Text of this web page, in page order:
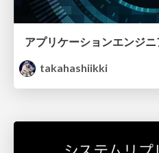
takahashiikki